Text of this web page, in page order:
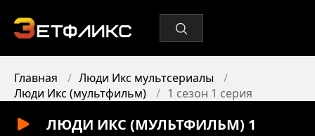
Главная
Люди Икс мультсериалы
Люди Икс (мультфильм)
1 сезон 1 серия
ЛЮДИ ИКС (МУЛЬТФИЛЬМ) 1